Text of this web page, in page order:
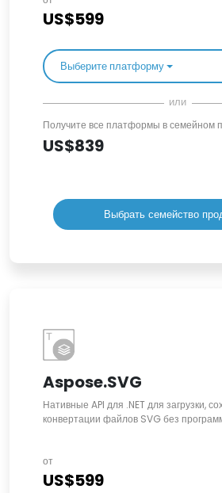
US$599
Выберите платформу
или
Получите все платформы в семейном
US$839
Выбрать семейство
Aspose.SVG
Нативные API для .NET для загрузки,
конвертации файлов SVG без
от
US$599